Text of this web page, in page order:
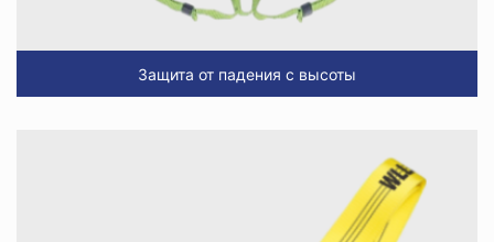
Защита от падения с высоты